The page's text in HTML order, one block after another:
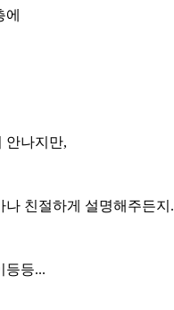
안나지만,
나 친절하게 설명해주든지.
등등...